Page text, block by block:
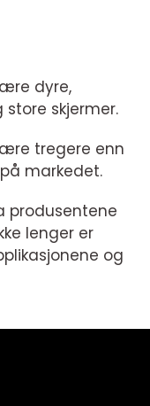
dyre,
skjermer.
tregere enn
markedet.
produsentene
lenger er
og